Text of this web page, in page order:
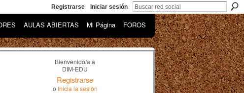
Registrarse Iniciar sesión
AULAS ABIERTAS Mi Página FOROS
Bienvenido/a a
DIM-EDU
Registrarse
o Inicia la sesión